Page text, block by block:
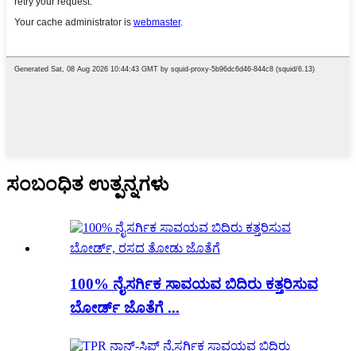
ಸಂಬಂಧಿತ ಉತ್ಪನ್ನಗಳು
100% ನೈಸರ್ಗಿಕ ಸಾವಯವ ಬಿದಿರು ಕತ್ತರಿಸುವ
ಬೋರ್ಡ್ ಜೊತೆಗೆ ...